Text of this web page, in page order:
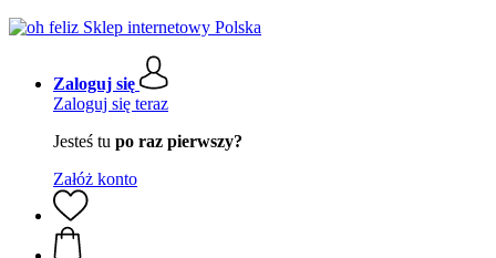
Zaloguj się
Zaloguj się teraz
Jesteś tu po raz pierwszy?
Załóż konto